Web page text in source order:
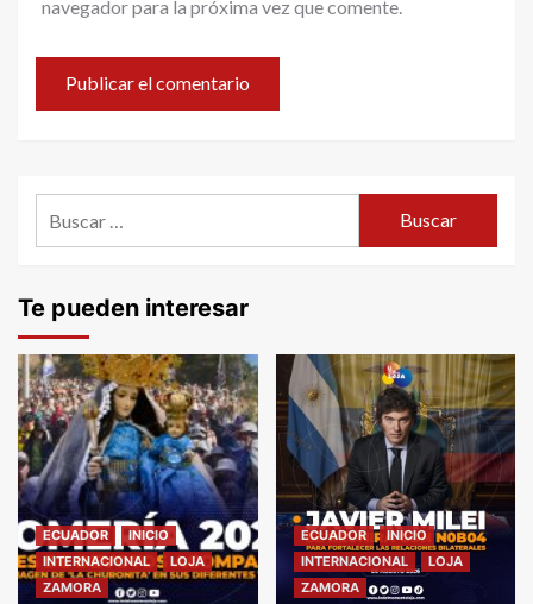
navegador para la próxima vez que comente.
Te pueden interesar
ECUADOR
INICIO
INTERNACIONAL
LOJA
ZAMORA
ECUADOR
INICIO
INTERNACIONAL
LOJA
ZAMORA